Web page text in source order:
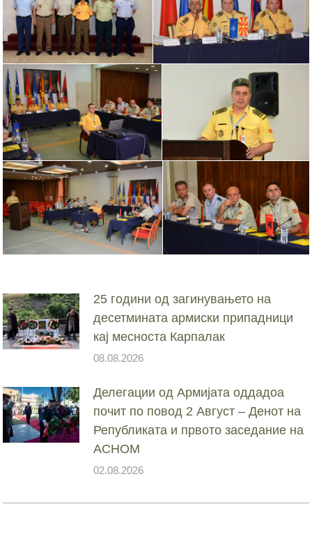
25 години од загинувањето на
десетмината армиски припадници
кај месноста Карпалак
08.08.2026
Делегации од Армијата оддадоа
почит по повод 2 Август – Денот на
Републиката и првото заседание на
АСНОМ
02.08.2026